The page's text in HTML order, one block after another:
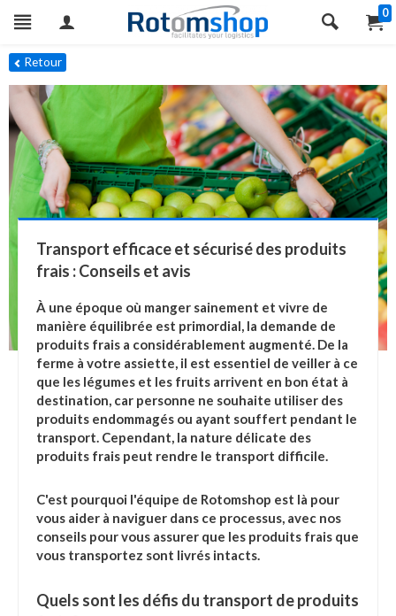
0
Retour
Transport efficace et sécurisé des produits
frais : Conseils et avis
À une époque où manger sainement et vivre de
manière équilibrée est primordial, la demande de
produits frais a considérablement augmenté. De la
ferme à votre assiette, il est essentiel de veiller à ce
que les légumes et les fruits arrivent en bon état à
destination, car personne ne souhaite utiliser des
produits endommagés ou ayant souffert pendant le
transport. Cependant, la nature délicate des
produits frais peut rendre le transport difficile.
C'est pourquoi l'équipe de Rotomshop est là pour
vous aider à naviguer dans ce processus, avec nos
conseils pour vous assurer que les produits frais que
vous transportez sont livrés intacts.
Quels sont les défis du transport de produits